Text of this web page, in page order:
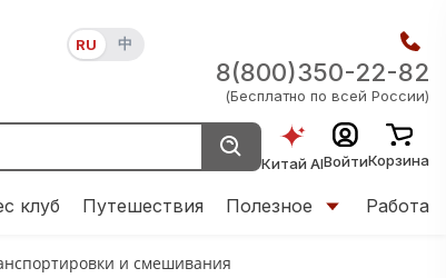
RU 中
8(800)350-22-82
(Бесплатно по всей России)
Китай AIВойтиКорзина
клуб Путешествия Полезное Работа
и смешивания